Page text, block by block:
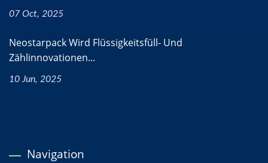
07 Oct, 2025
Neostarpack Wird Flüssigkeitsfüll- Und
Zählinnovationen...
10 Jun, 2025
Navigation